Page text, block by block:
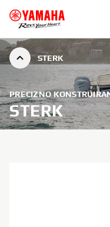
STERK
PRECIZNO
STERK